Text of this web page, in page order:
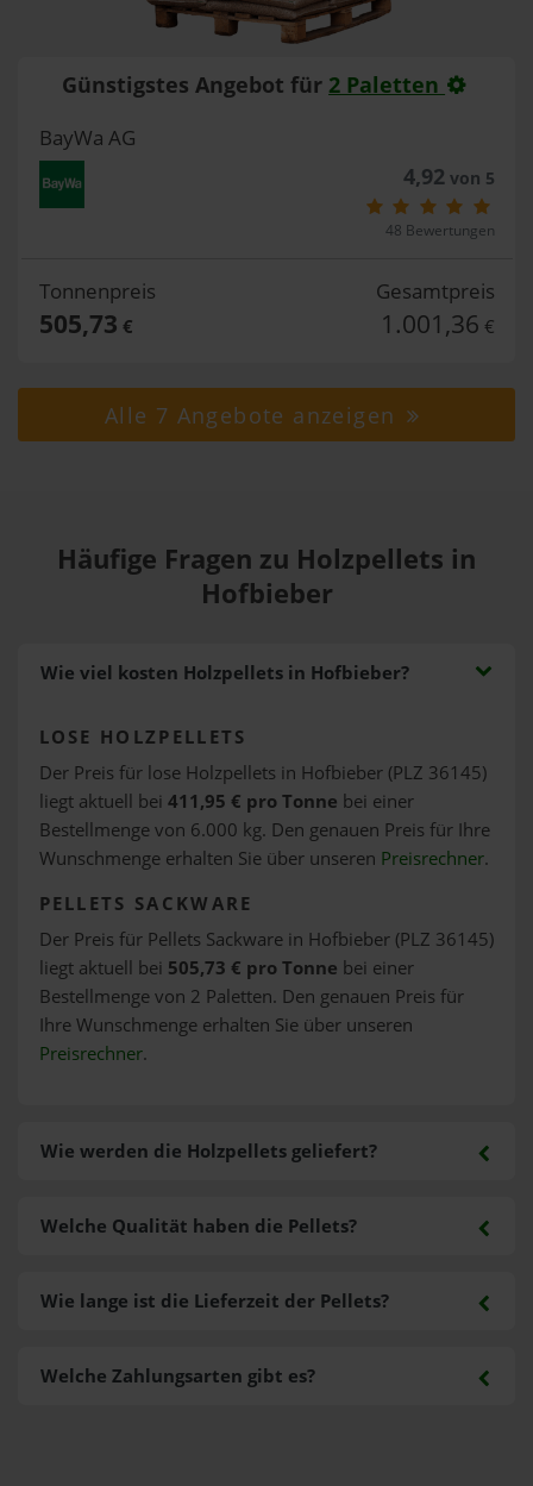
Günstigstes Angebot für 2 Paletten
BayWa AG
4,92von 5
48 Bewertungen
Tonnenpreis
505,73 €
Gesamtpreis
1.001,36 €
Alle 7 Angebote anzeigen
Häufige Fragen zu Holzpellets in
Hofbieber
Wie viel kosten Holzpellets in Hofbieber?
LOSE HOLZPELLETS
Der Preis für lose Holzpellets in Hofbieber (PLZ 36145)
liegt aktuell bei 411,95 € pro Tonne bei einer
Bestellmenge von 6.000 kg. Den genauen Preis für Ihre
Wunschmenge erhalten Sie über unseren Preisrechner.
PELLETS SACKWARE
Der Preis für Pellets Sackware in Hofbieber (PLZ 36145)
liegt aktuell bei 505,73 € pro Tonne bei einer
Bestellmenge von 2 Paletten. Den genauen Preis für
Ihre Wunschmenge erhalten Sie über unseren
Preisrechner.
Wie werden die Holzpellets geliefert?
Welche Zahlungsarten gibt es?
Welche Qualität haben die Pellets?
Wie lange ist die Lieferzeit der Pellets?